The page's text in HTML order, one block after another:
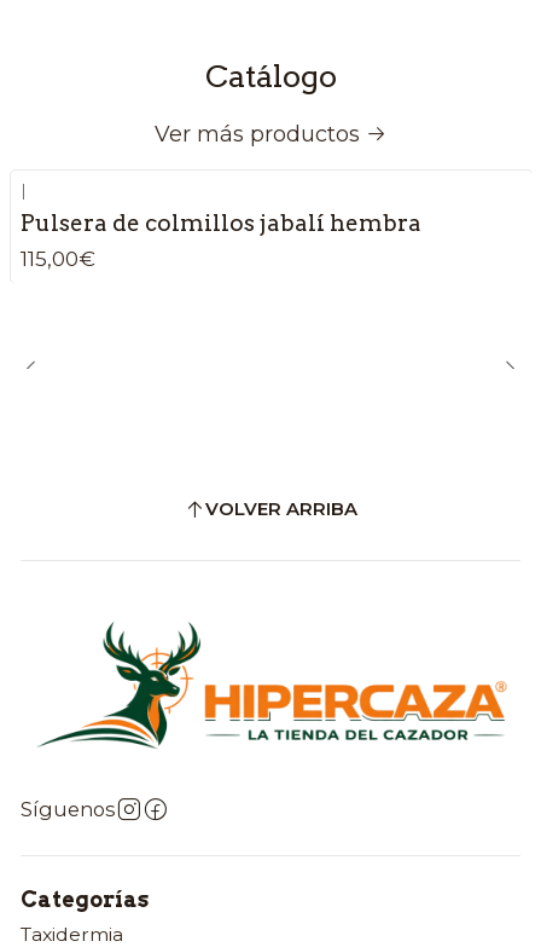
Catálogo
Ver más productos
|
Pulsera de colmillos jabalí hembra
115,00€
VOLVER ARRIBA
Síguenos
Categorías
Taxidermia